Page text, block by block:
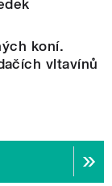
koní.
vltavínů